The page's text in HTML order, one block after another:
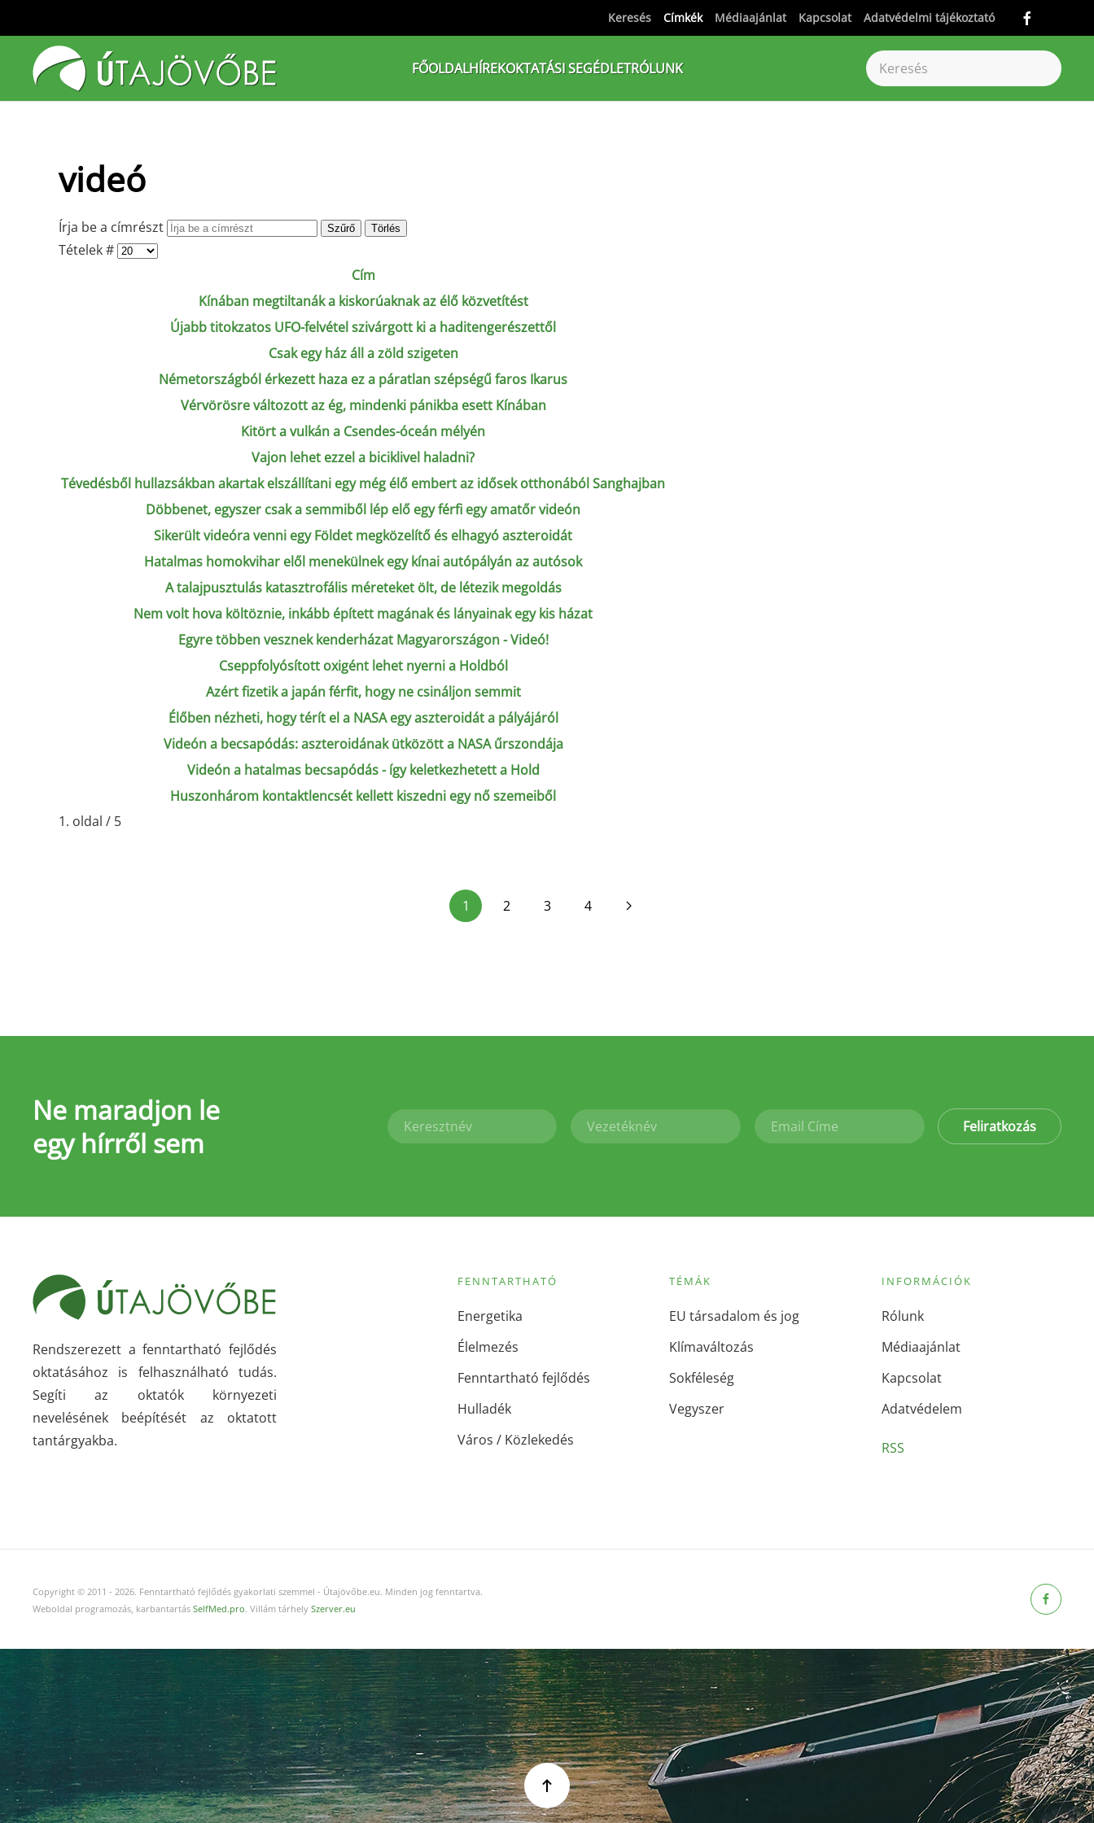
Fő tartalom átugrása
Keresés Címkék Médiaajánlat Kapcsolat Adatvédelmi tájékoztató
FŐOLDALHÍREKOKTATÁSI SEGÉDLETRÓLUNK
videó
Írja be a címrészt Szűrő Törlés
Tételek #
Cím
Kínában megtiltanák a kiskorúaknak az élő közvetítést
Újabb titokzatos UFO-felvétel szivárgott ki a haditengerészettől
Csak egy ház áll a zöld szigeten
Németországból érkezett haza ez a páratlan szépségű faros Ikarus
Vérvörösre változott az ég, mindenki pánikba esett Kínában
Kitört a vulkán a Csendes-óceán mélyén
Vajon lehet ezzel a biciklivel haladni?
Tévedésből hullazsákban akartak elszállítani egy még élő embert az idősek otthonából Sanghajban
Döbbenet, egyszer csak a semmiből lép elő egy férfi egy amatőr videón
Sikerült videóra venni egy Földet megközelítő és elhagyó aszteroidát
Hatalmas homokvihar elől menekülnek egy kínai autópályán az autósok
A talajpusztulás katasztrofális méreteket ölt, de létezik megoldás
Nem volt hova költöznie, inkább épített magának és lányainak egy kis házat
Egyre többen vesznek kenderházat Magyarországon - Videó!
Cseppfolyósított oxigént lehet nyerni a Holdból
Azért fizetik a japán férfit, hogy ne csináljon semmit
Élőben nézheti, hogy térít el a NASA egy aszteroidát a pályájáról
Videón a becsapódás: aszteroidának ütközött a NASA űrszondája
Videón a hatalmas becsapódás - így keletkezhetett a Hold
Huszonhárom kontaktlencsét kellett kiszedni egy nő szemeiből
1. oldal / 5
1 2 3 4
Ne maradjon le
egy hírről sem
Feliratkozás
Rendszerezett a fenntartható fejlődés
oktatásához is felhasználható tudás.
Segíti az oktatók környezeti
nevelésének beépítését az oktatott
tantárgyakba.
FENNTARTHATÓ
Energetika
Élelmezés
Fenntartható fejlődés
Hulladék
Város / Közlekedés
TÉMÁK
EU társadalom és jog
Klímaváltozás
Sokféleség
Vegyszer
INFORMÁCIÓK
Rólunk
Médiaajánlat
Kapcsolat
Adatvédelem
RSS
Copyright © 2011 - 2026. Fenntartható fejlődés gyakorlati szemmel - Útajövőbe.eu. Minden jog fenntartva.
Weboldal programozás, karbantartás SelfMed.pro. Villám tárhely Szerver.eu